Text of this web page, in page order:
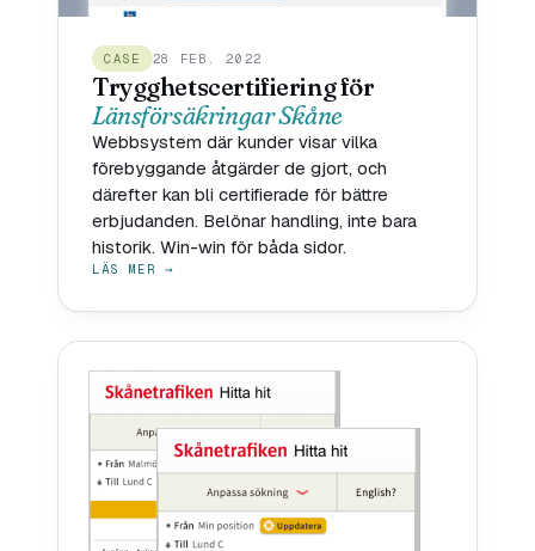
CASE 28 FEB. 2022
Trygghetscertifiering för
Länsförsäkringar Skåne
Webbsystem där kunder visar vilka
förebyggande åtgärder de gjort, och
därefter kan bli certifierade för bättre
erbjudanden. Belönar handling, inte bara
historik. Win-win för båda sidor.
LÄS MER →